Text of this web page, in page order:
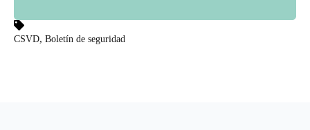
CSVD, Boletín de seguridad